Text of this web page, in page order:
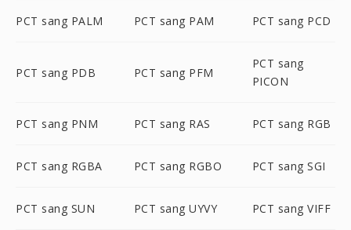
PCT sang PALM PCT sang PAM PCT sang PCD
PCT sang PDB PCT sang PFM
PCT sang
PICON
PCT sang PNM PCT sang RAS PCT sang RGB
PCT sang RGBA PCT sang RGBO PCT sang SGI
PCT sang SUN PCT sang UYVY PCT sang VIFF